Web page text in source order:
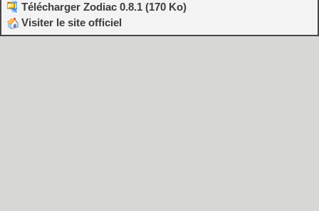
Télécharger Zodiac 0.8.1 (170 Ko)
Visiter le site officiel